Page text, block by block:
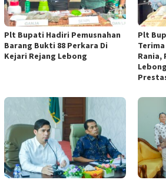
Plt Bupati Hadiri Pemusnahan
Barang Bukti 88 Perkara Di
Kejari Rejang Lebong
Plt
Rania,